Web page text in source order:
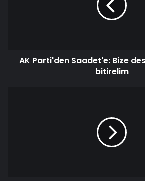
AK Parti'den Saadet'e: Bize
bitirelim